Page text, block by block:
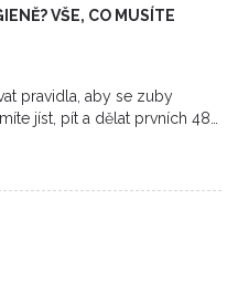
VŠE, CO MUSÍTE
pravidla, aby se zuby
jíst, pít a dělat prvních 48